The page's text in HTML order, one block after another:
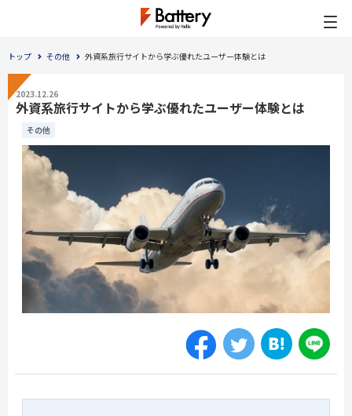
トップ その他 外資系旅行サイトから学ぶ優れたユーザー体験とは
2023.12.26
外資系旅行サイトから学ぶ優れたユーザー体験とは
その他